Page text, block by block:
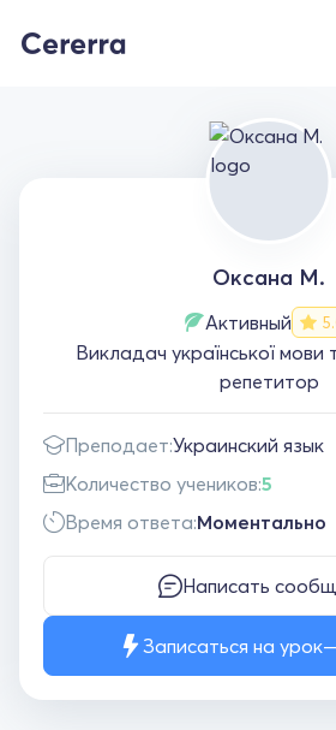
Оксана М.
Активный
Викладач української мови
репетитор
Преподает:Украинский язык
Количество учеников:5
Время ответа:Моментально
Написать
Записаться на урок